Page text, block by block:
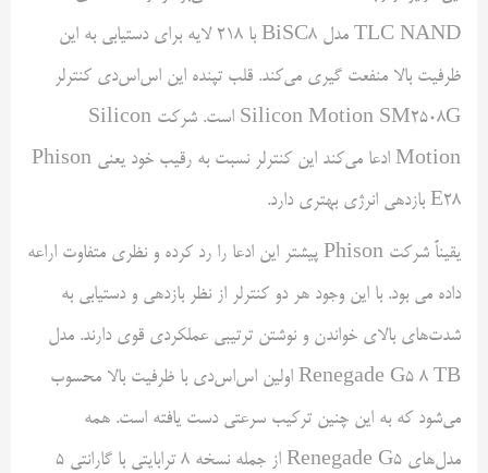
TLC NAND مدل BiSC8 با ۲۱۸ لایه برای دستیابی به این
ظرفیت بالا منفعت گیری می‌کند. قلب تپنده این اس‌اس‌دی کنترلر
Silicon Motion SM2508G است. شرکت Silicon
Motion ادعا می‌کند این کنترلر نسبت به رقیب خود یعنی Phison
E28 بازدهی انرژی بهتری دارد.
یقیناً شرکت Phison پیشتر این ادعا را رد کرده و نظری متفاوت اراعه
داده می بود. با این وجود هر دو کنترلر از نظر بازدهی و دستیابی به
شدت‌های بالای خواندن و نوشتن ترتیبی عملکردی قوی دارند. مدل
Renegade G5 8 TB اولین اس‌اس‌دی با ظرفیت بالا محسوب
می‌شود که به این چنین ترکیب سرعتی دست یافته است. همه
مدل‌های Renegade G5 از جمله نسخه ۸ ترابایتی با گارانتی ۵